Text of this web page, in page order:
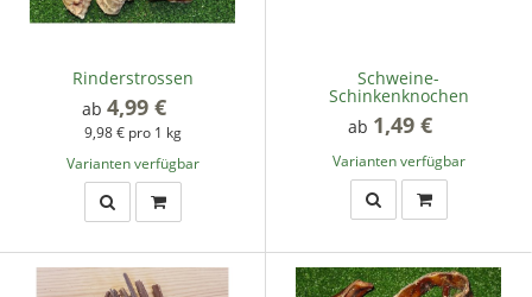
Rinderstrossen
ab 4,99 €
9,98 € pro 1 kg
Varianten verfügbar
Schweine-
Schinkenknochen
ab 1,49 €
Varianten verfügbar